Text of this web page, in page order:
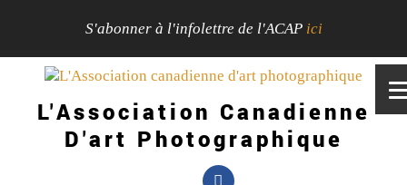
S'abonner à l'infolettre de l'ACAP ici
L'Association Canadienne
D'art Photographique